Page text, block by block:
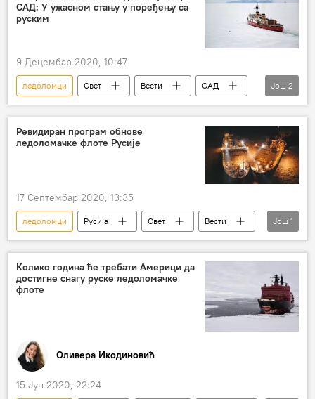
САД: У ужасном стању у поређењу са
руским
9 Децембар 2020, 10:47
ледоломци Свет Вести
САД
ужас
Русија
Још 2
Ревидиран програм обнове
ледоломачке флоте Русије
17 Септембар 2020, 13:35
ледоломци Русија Свет
Вести
изградња
Још 1
Колико година ће требати Америци да
достигне снагу руске ледоломачке
флоте
Оливера Икодиновић
15 Јун 2020, 22:24